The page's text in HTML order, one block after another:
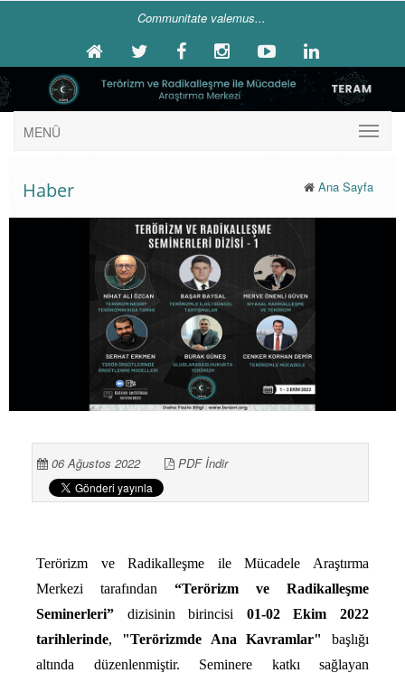
Communitate valemus...
MENÜ
Haber Ana Sayfa
06 Ağustos 2022 PDF İndir
Terörizm ve Radikalleşme ile Mücadele Araştırma
Merkezi tarafından “Terörizm ve Radikalleşme
Seminerleri” dizisinin birincisi 01-02 Ekim 2022
tarihlerinde, "Terörizmde Ana Kavramlar"
başlığı
altında düzenlenmiştir. Seminere katkı sağlayan